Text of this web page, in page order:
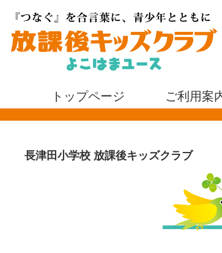
トップページ ご利用案
長津田小学校 放課後キッズクラブ